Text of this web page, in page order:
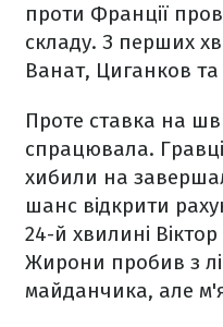
проти Франції
складу. З перших
Ванат, Циганков та
Проте ставка на
спрацювала.
хибили на
шанс відкрити
24-й хвилині
Жирони пробив з
майданчика, але